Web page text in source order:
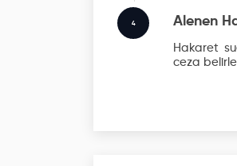
4 Alenen
Hakaret
ceza